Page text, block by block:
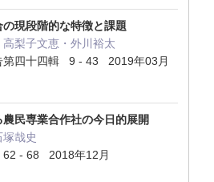
現段階的な特徴と課題
梨子文恵・外川裕太
第四十四輯 9 - 43 2019年03月
民専業合作社の今日的展開
哉史
- 68 2018年12月